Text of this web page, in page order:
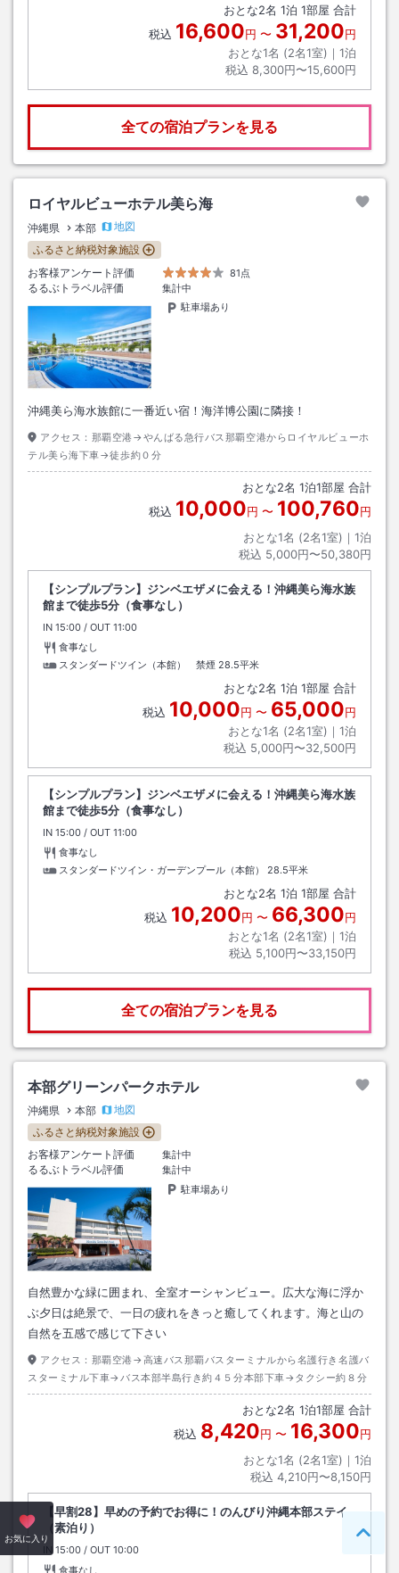
おとな2名 1泊 1部屋 合計
税込 16,600円 〜 31,200円
おとな1名 (2名1室)｜ 1泊
税込 8,300円〜15,600円
全ての宿泊プランを見る
ロイヤルビューホテル美ら海
沖縄県 本部
地図
ふるさと納税対象施設
お客様アンケート評価
81点
るるぶトラベル評価
集計中
駐車場あり
沖縄美ら海水族館に一番近い宿！海洋博公園に隣接！
アクセス： 那覇空港→やんばる急行バス那覇空港からロイヤルビューホ
テル美ら海下車→徒歩約０分
おとな2名 1泊1部屋 合計
税込 10,000円 〜 100,760円
おとな1名 (2名1室)｜ 1泊
税込 5,000円〜50,380円
【シンプルプラン】ジンベエザメに会える！沖縄美ら海水族
館まで徒歩5分（食事なし）
IN チェックイン
15:00 / OUT チェックアウト
11:00
食事なし
スタンダードツイン（本館） 禁煙 28.5平米
おとな2名 1泊 1部屋 合計
税込 10,000円 〜 65,000円
おとな1名 (2名1室)｜ 1泊
税込 5,000円〜32,500円
【シンプルプラン】ジンベエザメに会える！沖縄美ら海水族
館まで徒歩5分（食事なし）
IN チェックイン
15:00 / OUT チェックアウト
11:00
食事なし
スタンダードツイン・ガーデンプール（本館）
28.5平米
おとな2名 1泊 1部屋 合計
税込 10,200円 〜 66,300円
おとな1名 (2名1室)｜ 1泊
税込 5,100円〜33,150円
全ての宿泊プランを見る
本部グリーンパークホテル
沖縄県 本部
地図
ふるさと納税対象施設
お客様アンケート評価
集計中
るるぶトラベル評価
集計中
駐車場あり
自然豊かな緑に囲まれ、全室オーシャンビュー。広大な海に浮か
ぶ夕日は絶景で、一日の疲れをきっと癒してくれます。海と山の
自然を五感で感じて下さい
アクセス： 那覇空港→高速バス那覇バスターミナルから名護行き名護バ
スターミナル下車→バス本部半島行き約４５分本部下車→タクシー約８分
おとな2名 1泊1部屋 合計
税込 8,420円 〜 16,300円
おとな1名 (2名1室)｜ 1泊
税込 4,210円〜8,150円
【早割28】早めの予約でお得に！のんびり沖縄本部ステイ
（素泊り）
INチェックイン
15:00 / OUT チェックアウト
10:00
食事なし
お気に入り ペー